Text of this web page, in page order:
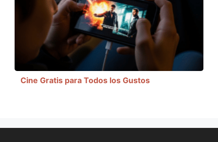
Cine Gratis para Todos los Gustos